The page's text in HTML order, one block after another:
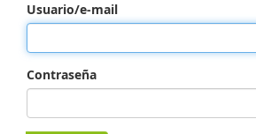
Usuario/e-mail
Contraseña